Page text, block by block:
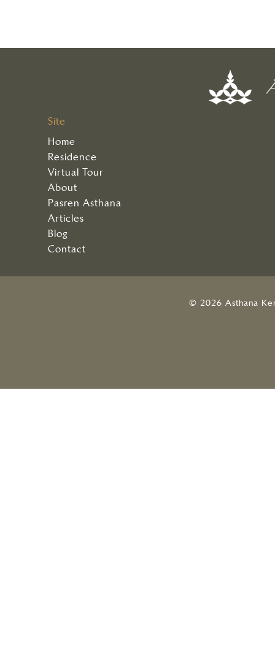
Site
Home
Residence
Virtual Tour
About
Pasren Asthana
Articles
Blog
Contact
© 2026 Asthana